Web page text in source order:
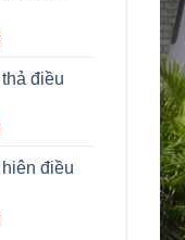
điều
điều